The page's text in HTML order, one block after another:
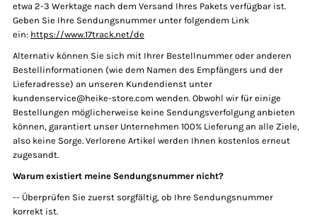
etwa 2-3 Werktage nach dem Versand Ihres Pakets verfügbar ist.
Geben Sie Ihre Sendungsnummer unter folgendem Link
ein: https://www.17track.net/de
Alternativ können Sie sich mit Ihrer Bestellnummer oder anderen
Bestellinformationen (wie dem Namen des Empfängers und der
Lieferadresse) an unseren Kundendienst unter
kundenservice@heike-store.com wenden. Obwohl wir für einige
Bestellungen möglicherweise keine Sendungsverfolgung anbieten
können, garantiert unser Unternehmen 100% Lieferung an alle Ziele,
also keine Sorge. Verlorene Artikel werden Ihnen kostenlos erneut
zugesandt.
Warum existiert meine Sendungsnummer nicht?
-- Überprüfen Sie zuerst sorgfältig, ob Ihre Sendungsnummer
korrekt ist.
Wir möchten Ihnen einen Rabatt von
10% auf Ihre erste Bestellung geben!
59 : 55
4
NEU10
NEU10